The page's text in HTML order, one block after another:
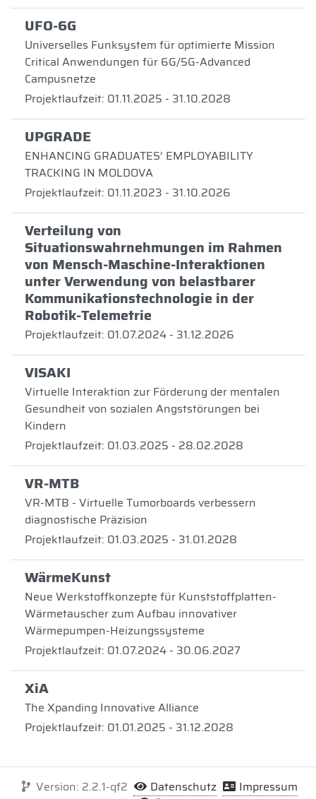
UFO-6G
Universelles Funksystem für optimierte Mission
Critical Anwendungen für 6G/5G-Advanced
Campusnetze
Projektlaufzeit: 01.11.2025 - 31.10.2028
UPGRADE
ENHANCING GRADUATES’ EMPLOYABILITY
TRACKING IN MOLDOVA
Projektlaufzeit: 01.11.2023 - 31.10.2026
Verteilung von
Situationswahrnehmungen im Rahmen
von Mensch-Maschine-Interaktionen
unter Verwendung von belastbarer
Kommunikationstechnologie in der
Robotik-Telemetrie
Projektlaufzeit: 01.07.2024 - 31.12.2026
VISAKI
Virtuelle Interaktion zur Förderung der mentalen
Gesundheit von sozialen Angststörungen bei
Kindern
Projektlaufzeit: 01.03.2025 - 28.02.2028
VR-MTB
VR-MTB - Virtuelle Tumorboards verbessern
diagnostische Präzision
Projektlaufzeit: 01.03.2025 - 31.01.2028
WärmeKunst
Neue Werkstoffkonzepte für Kunststoffplatten-
Wärmetauscher zum Aufbau innovativer
Wärmepumpen-Heizungssysteme
Projektlaufzeit: 01.07.2024 - 30.06.2027
XiA
The Xpanding Innovative Alliance
Projektlaufzeit: 01.01.2025 - 31.12.2028
Version: 2.2.1-qf2 Datenschutz
Impressum